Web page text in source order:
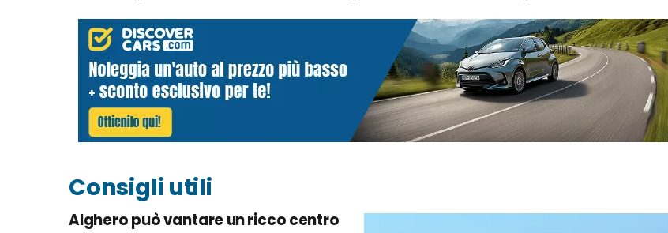
Consigli utili
Alghero può vantare un ricco centro